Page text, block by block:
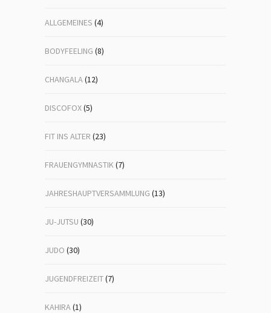
ALLGEMEINES (4)
BODYFEELING (8)
CHANGALA(12)
DISCOFOX(5)
FIT INS ALTER (23)
FRAUENGYMNASTIK(7)
JAHRESHAUPTVERSAMMLUNG (13)
JU-JUTSU (30)
JUDO (30)
JUGENDFREIZEIT(7)
KAHIRA(1)